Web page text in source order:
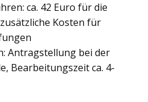
ca. 42 Euro für die
Kosten für
Antragstellung bei der
Bearbeitungszeit ca. 4-